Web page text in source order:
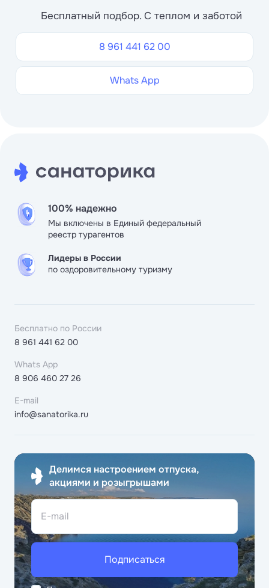
Бесплатный подбор. С теплом и заботой
8 961 441 62 00
Whats App
100% надежно
Мы включены в Единый федеральный
реестр турагентов
Лидеры в России
по оздоровительному туризму
Бесплатно по России
8 961 441 62 00
Whats App
8 906 460 27 26
E-mail
info@sanatorika.ru
Делимся настроением отпуска,
акциями и розыгрышами
E-mail
Подписаться